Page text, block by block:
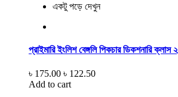
একটু পড়ে দেখুন
প্রাইমারি ইংলিশ বেঙ্গলি পিকচার ডিকশনারি ক্লাস ২
৳ 175.00 ৳ 122.50
Add to cart